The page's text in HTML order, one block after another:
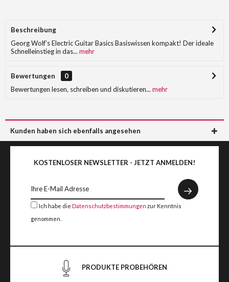
Beschreibung
Georg Wolf’s Electric Guitar Basics Basiswissen kompakt! Der ideale
Schnelleinstieg in das... mehr
Bewertungen
0
Bewertungen lesen, schreiben und diskutieren... mehr
Kunden haben sich ebenfalls angesehen
KOSTENLOSER NEWSLETTER - JETZT ANMELDEN!
Ich habe die Datenschutzbestimmungen zur Kenntnis
genommen.
PRODUKTE PROBEHÖREN